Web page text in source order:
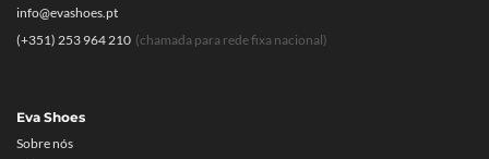
Eva Shoes
Sobre nós
info@evashoes.pt
(+351) 253 964 210 (chamada para rede fixa nacional)